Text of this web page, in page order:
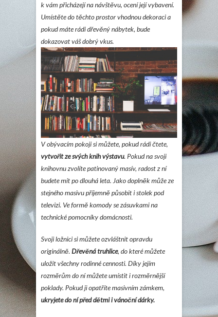
k vám přicházejí na návštěvu, ocení její vybavení.
Umístěte do těchto prostor vhodnou dekoraci a
pokud máte rádi dřevěný nábytek, bude
dokazovat váš dobrý vkus.
V obývacím pokoji si můžete, pokud rádi čtete,
vytvořit ze svých knih výstavu. Pokud na svoji
knihovnu zvolíte patinovaný masív, radost z ní
budete mít po dlouhá leta. Jako doplněk může ze
stejného masivu příjemně působit i stolek pod
televizi. Ve formě komody se zásuvkami na
technické pomocníky domácnosti.
Svoji ložnici si můžete ozvláštnit opravdu
originálně. Dřevěná truhlice, do které můžete
uložit všechny rodinné cennosti. Díky jejím
rozměrům do ní můžete umístit i rozměrnější
poklady. Pokud ji opatříte masivním zámkem,
ukryjete do ní před dětmi i vánoční dárky.